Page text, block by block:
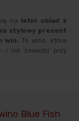
na letni obiad z
stylowy prezent
win. To wino, które
i nie zawodzi przy
Blue Fish